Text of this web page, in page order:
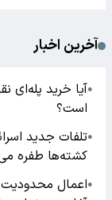
آخرین اخبار
●آیا خرید پله‌ای
است؟
●تلفات جدید
کشته‌ها طفره
●